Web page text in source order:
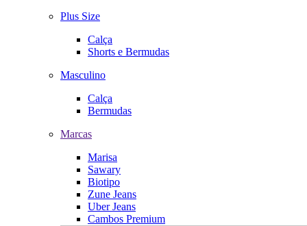
Plus Size
Calça
Shorts e Bermudas
Masculino
Calça
Bermudas
Marcas
Marisa
Sawary
Biotipo
Zune Jeans
Uber Jeans
Cambos Premium